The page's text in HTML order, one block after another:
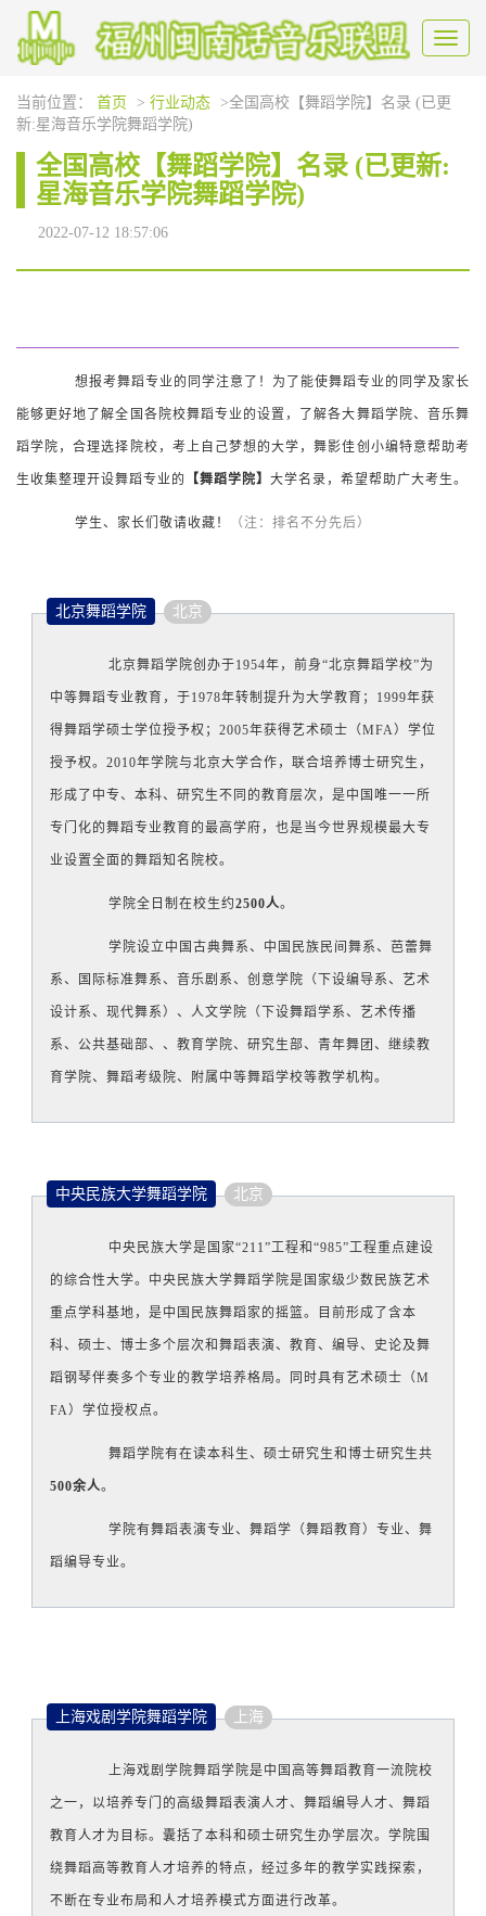
Toggle
当前位置： 首页 > 行业动态
>全国高校【舞蹈学院】名录 (已更
新:星海音乐学院舞蹈学院)
全国高校【舞蹈学院】名录 (已更新:
星海音乐学院舞蹈学院)
2022-07-12 18:57:06
想报考舞蹈专业的同学注意了！为了能使舞蹈专业的同学及家长
能够更好地了解全国各院校舞蹈专业的设置，了解各大舞蹈学院、音乐舞
蹈学院，合理选择院校，考上自己梦想的大学，舞影佳创小编特意帮助考
生收集整理开设舞蹈专业的 【舞蹈学院】 大学名录，希望帮助广大考生。
学生、家长们敬请收藏！ （注：排名不分先后）
北京舞蹈学院 北京
北京舞蹈学院创办于1954年，前身“北京舞蹈学校”为
中等舞蹈专业教育，于1978年转制提升为大学教育；1999年获
得舞蹈学硕士学位授予权；2005年获得艺术硕士（MFA）学位
授予权。2010年学院与北京大学合作，联合培养博士研究生，
形成了中专、本科、研究生不同的教育层次，是中国唯一一所
专门化的舞蹈专业教育的最高学府，也是当今世界规模最大专
业设置全面的舞蹈知名院校。
学院全日制在校生约2500人。
学院设立中国古典舞系、中国民族民间舞系、芭蕾舞
系、国际标准舞系、音乐剧系、创意学院（下设编导系、艺术
设计系、现代舞系）、人文学院（下设舞蹈学系、艺术传播
系、公共基础部、、教育学院、研究生部、青年舞团、继续教
育学院、舞蹈考级院、附属中等舞蹈学校等教学机构。
中央民族大学舞蹈学院 北京
中央民族大学是国家“211”工程和“985”工程重点建设
的综合性大学。中央民族大学舞蹈学院是国家级少数民族艺术
重点学科基地，是中国民族舞蹈家的摇篮。 目前形成了含本
科、硕士、博士多个层次和舞蹈表演、教育、编导、史论及舞
蹈钢琴伴奏多个专业的教学培养格局。同时具有艺术硕士（M
FA）学位授权点。
舞蹈学院有在读本科生、硕士研究生和博士研究生共
500余人。
学院有舞蹈表演专业、舞蹈学（舞蹈教育）专业、舞
蹈编导专业。
上海戏剧学院舞蹈学院 上海
上海戏剧学院舞蹈学院是中国高等舞蹈教育一流院校
之一，以培养专门的高级舞蹈表演人才、舞蹈编导人才、舞蹈
教育人才为目标。囊括了本科和硕士研究生办学层次。学院围
绕舞蹈高等教育人才培养的特点，经过多年的教学实践探索，
不断在专业布局和人才培养模式方面进行改革。